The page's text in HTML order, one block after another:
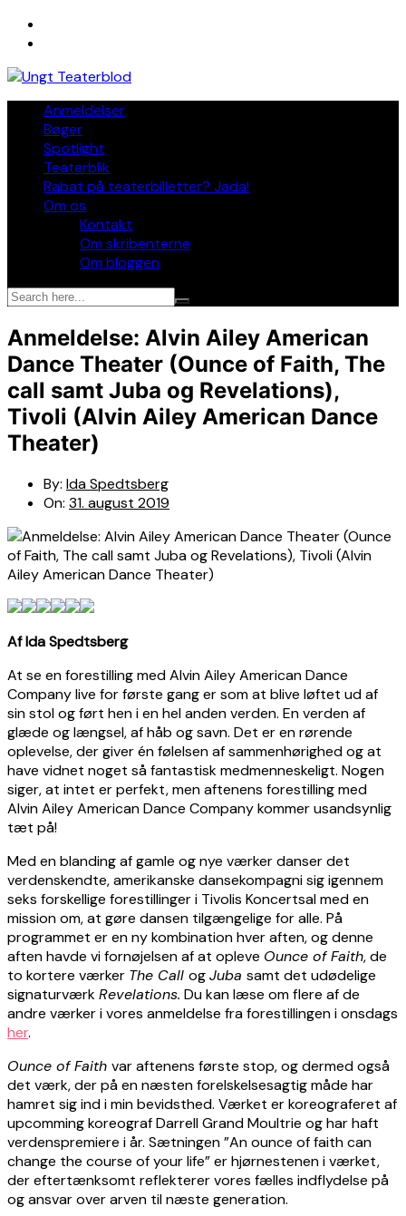
Skip
Anmeldelser
Bøger
Spotlight
Teaterblik
Rabat på teaterbilletter? Jada!
Om os
Kontakt
Om skribenterne
Om bloggen
Anmeldelse: Alvin Ailey American
Dance Theater (Ounce of Faith, The
call samt Juba og Revelations),
Tivoli (Alvin Ailey American Dance
Theater)
By: Ida Spedtsberg
On: 31. august 2019
Af Ida Spedtsberg
At se en forestilling med Alvin Ailey American Dance
Company live for første gang er som at blive løftet ud af
sin stol og ført hen i en hel anden verden. En verden af
glæde og længsel, af håb og savn. Det er en rørende
oplevelse, der giver én følelsen af sammenhørighed og at
have vidnet noget så fantastisk medmenneskeligt. Nogen
siger, at intet er perfekt, men aftenens forestilling med
Alvin Ailey American Dance Company kommer usandsynlig
tæt på!
Med en blanding af gamle og nye værker danser det
verdenskendte, amerikanske dansekompagni sig igennem
seks forskellige forestillinger i Tivolis Koncertsal med en
mission om, at gøre dansen tilgængelige for alle. På
programmet er en ny kombination hver aften, og denne
aften havde vi fornøjelsen af at opleve Ounce of Faith, de
to kortere værker The Call ogJuba samt det udødelige
signaturværkRevelations. Du kan læse om flere af de
andre værker i vores anmeldelse fra forestillingen i onsdags
her.
Ounce of Faith var aftenens første stop, og dermed også
det værk, der på en næsten forelskelsesagtig måde har
hamret sig ind i min bevidsthed. Værket er koreograferet af
upcomming koreograf Darrell Grand Moultrie og har haft
verdenspremiere i år. Sætningen ”An ounce of faith can
change the course of your life” er hjørnestenen i værket,
der eftertænksomt reflekterer vores fælles indflydelse på
og ansvar over arven til næste generation.